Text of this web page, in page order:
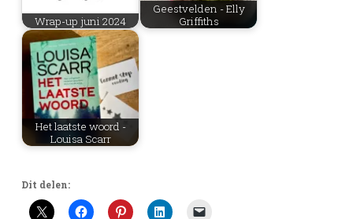
Wrap-up juni 2024
Geestvelden - Elly
Griffiths
Het laatste woord -
Louisa Scarr
Dit delen: